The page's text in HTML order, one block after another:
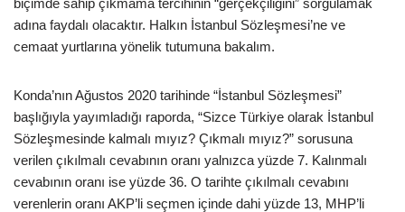
adına faydalı olacaktır. Halkın İstanbul Sözleşmesi’ne ve
cemaat yurtlarına yönelik tutumuna bakalım.
Konda’nın Ağustos 2020 tarihinde “İstanbul Sözleşmesi”
başlığıyla yayımladığı raporda, “Sizce Türkiye olarak İstanbul
Sözleşmesinde kalmalı mıyız? Çıkmalı mıyız?” sorusuna
verilen çıkılmalı cevabının oranı yalnızca yüzde 7. Kalınmalı
cevabının oranı ise yüzde 36. O tarihte çıkılmalı cevabını
verenlerin oranı AKP’li seçmen içinde dahi yüzde 13, MHP’li